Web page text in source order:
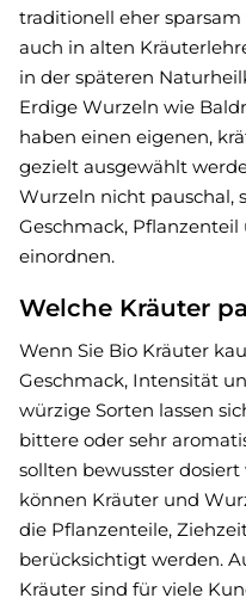
traditionell eher
auch in alten
in der späteren
Erdige Wurzeln wie
haben einen eigenen,
gezielt ausgewählt
Wurzeln nicht pauschal,
Geschmack,
einordnen.
Welche Kräuter
Wenn Sie Bio Kräuter
Geschmack, Intensität
würzige Sorten lassen
bittere oder sehr
sollten bewusster
können Kräuter und
die Pflanzenteile,
berücksichtigt werden.
Kräuter sind für viele